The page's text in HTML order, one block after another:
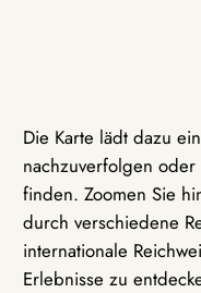
Die Karte lädt dazu
nachzuverfolgen
finden. Zoomen Sie
durch verschiedene
internationale
Erlebnisse zu